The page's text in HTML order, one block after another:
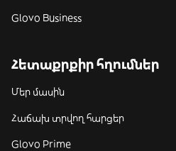
Glovo Business
Հետաքրքիր հղումներ
Մեր մասին
Հաճախ տրվող հարցեր
Glovo Prime